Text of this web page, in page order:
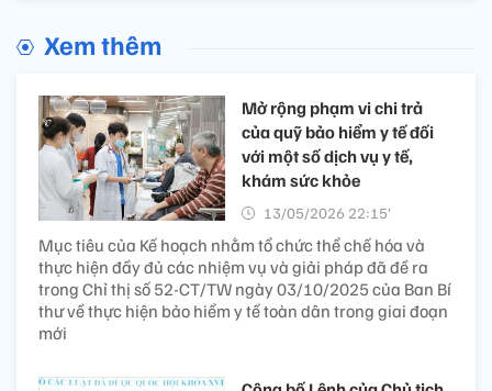
Xem thêm
Mở rộng phạm vi chi trả
của quỹ bảo hiểm y tế đối
với một số dịch vụ y tế,
khám sức khỏe​
13/05/2026 22:15’
Mục tiêu của Kế hoạch nhằm tổ chức thể chế hóa và
thực hiện đầy đủ các nhiệm vụ và giải pháp đã đề ra
trong Chỉ thị số 52-CT/TW ngày 03/10/2025 của Ban Bí
thư về thực hiện bảo hiểm y tế toàn dân trong giai đoạn
mới